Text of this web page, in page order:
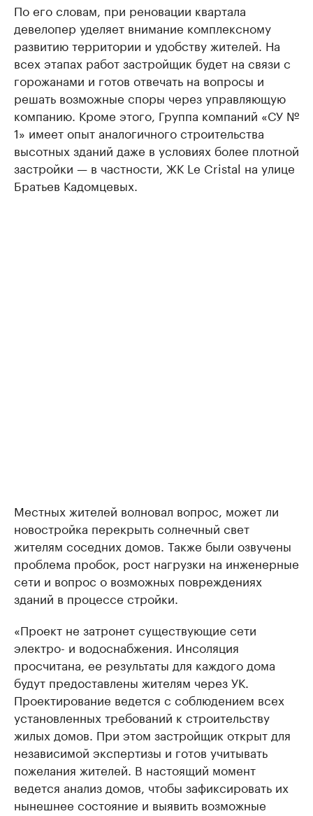
По его словам, при реновации квартала
девелопер уделяет внимание комплексному
развитию территории и удобству жителей. На
всех этапах работ застройщик будет на связи с
горожанами и готов отвечать на вопросы и
решать возможные споры через управляющую
компанию. Кроме этого, Группа компаний «СУ №
1» имеет опыт аналогичного строительства
высотных зданий даже в условиях более плотной
застройки — в частности, ЖК Le Cristal на улице
Братьев Кадомцевых.
Местных жителей волновал вопрос, может ли
новостройка перекрыть солнечный свет
жителям соседних домов. Также были озвучены
проблема пробок, рост нагрузки на инженерные
сети и вопрос о возможных повреждениях
зданий в процессе стройки.
«Проект не затронет существующие сети
электро- и водоснабжения. Инсоляция
просчитана, ее результаты для каждого дома
будут предоставлены жителям через УК.
Проектирование ведется с соблюдением всех
установленных требований к строительству
жилых домов. При этом застройщик открыт для
независимой экспертизы и готов учитывать
пожелания жителей. В настоящий момент
ведется анализ домов, чтобы зафиксировать их
нынешнее состояние и выявить возможные